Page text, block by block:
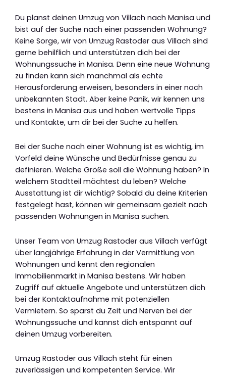
Du planst deinen Umzug von Villach nach Manisa und
bist auf der Suche nach einer passenden Wohnung?
Keine Sorge, wir von Umzug Rastoder aus Villach sind
gerne behilflich und unterstützen dich bei der
Wohnungssuche in Manisa. Denn eine neue Wohnung
zu finden kann sich manchmal als echte
Herausforderung erweisen, besonders in einer noch
unbekannten Stadt. Aber keine Panik, wir kennen uns
bestens in Manisa aus und haben wertvolle Tipps
und Kontakte, um dir bei der Suche zu helfen.
Bei der Suche nach einer Wohnung ist es wichtig, im
Vorfeld deine Wünsche und Bedürfnisse genau zu
definieren. Welche Größe soll die Wohnung haben? In
welchem Stadtteil möchtest du leben? Welche
Ausstattung ist dir wichtig? Sobald du deine Kriterien
festgelegt hast, können wir gemeinsam gezielt nach
passenden Wohnungen in Manisa suchen.
Unser Team von Umzug Rastoder aus Villach verfügt
über langjährige Erfahrung in der Vermittlung von
Wohnungen und kennt den regionalen
Immobilienmarkt in Manisa bestens. Wir haben
Zugriff auf aktuelle Angebote und unterstützen dich
bei der Kontaktaufnahme mit potenziellen
Vermietern. So sparst du Zeit und Nerven bei der
Wohnungssuche und kannst dich entspannt auf
deinen Umzug vorbereiten.
Umzug Rastoder aus Villach steht für einen
zuverlässigen und kompetenten Service. Wir